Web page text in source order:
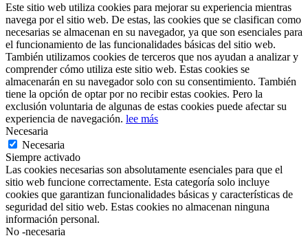
Este sitio web utiliza cookies para mejorar su experiencia mientras
navega por el sitio web. De estas, las cookies que se clasifican como
necesarias se almacenan en su navegador, ya que son esenciales para
el funcionamiento de las funcionalidades básicas del sitio web.
También utilizamos cookies de terceros que nos ayudan a analizar y
comprender cómo utiliza este sitio web. Estas cookies se
almacenarán en su navegador solo con su consentimiento. También
tiene la opción de optar por no recibir estas cookies. Pero la
exclusión voluntaria de algunas de estas cookies puede afectar su
experiencia de navegación. lee más
Necesaria
Necesaria
Siempre activado
Las cookies necesarias son absolutamente esenciales para que el
sitio web funcione correctamente. Esta categoría solo incluye
cookies que garantizan funcionalidades básicas y características de
seguridad del sitio web. Estas cookies no almacenan ninguna
información personal.
No -necesaria